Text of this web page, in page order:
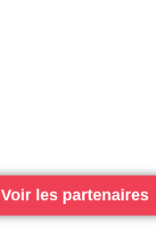
Voir les partenaires